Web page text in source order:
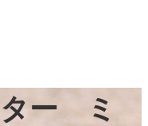
ター ミ